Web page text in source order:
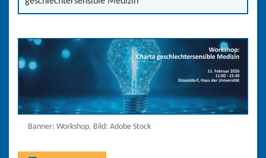
Banner: Workshop. Bild: Adobe Stock